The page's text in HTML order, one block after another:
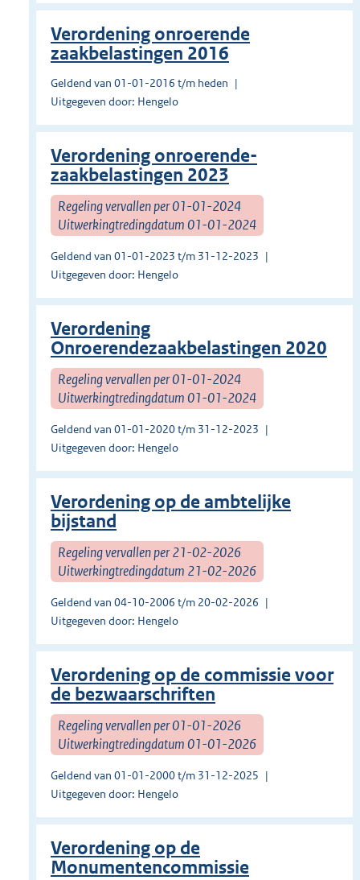
Verordening onroerende
zaakbelastingen 2016
Geldend van 01-01-2016 t/m heden
Uitgegeven door: Hengelo
Verordening onroerende-
zaakbelastingen 2023
Regeling vervallen per 01-01-2024
Uitwerkingtredingdatum 01-01-2024
Geldend van 01-01-2023 t/m 31-12-2023
Uitgegeven door: Hengelo
Verordening
Onroerendezaakbelastingen 2020
Regeling vervallen per 01-01-2024
Uitwerkingtredingdatum 01-01-2024
Geldend van 01-01-2020 t/m 31-12-2023
Uitgegeven door: Hengelo
Verordening op de ambtelijke
bijstand
Regeling vervallen per 21-02-2026
Uitwerkingtredingdatum 21-02-2026
Geldend van 04-10-2006 t/m 20-02-2026
Uitgegeven door: Hengelo
Verordening op de commissie voor
de bezwaarschriften
Regeling vervallen per 01-01-2026
Uitwerkingtredingdatum 01-01-2026
Geldend van 01-01-2000 t/m 31-12-2025
Uitgegeven door: Hengelo
Verordening op de
Monumentencommissie